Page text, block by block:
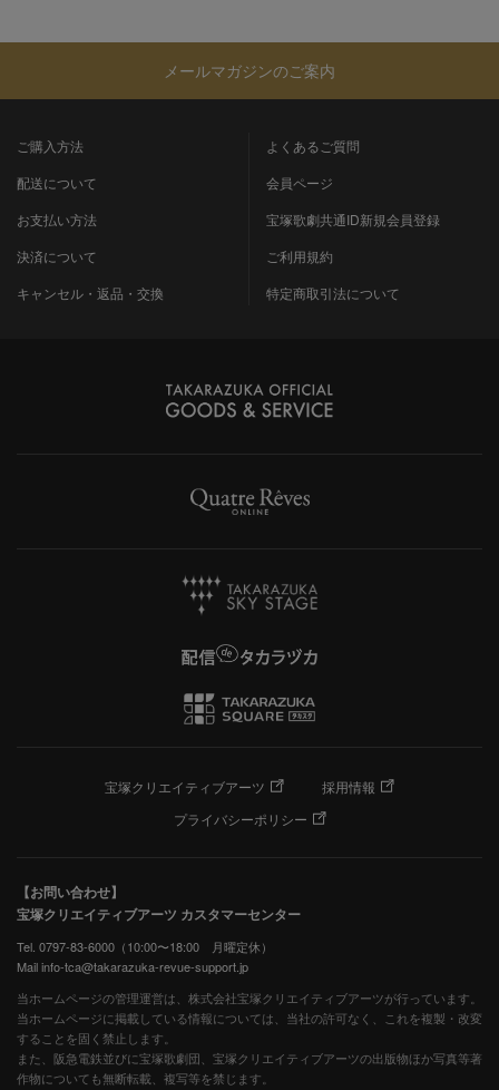
メールマガジンのご案内
ご購入方法
配送について
お支払い方法
決済について
キャンセル・返品・交換
よくあるご質問
会員ページ
宝塚歌劇共通ID新規会員登録
ご利用規約
特定商取引法について
宝塚クリエイティブアーツ
採用情報
プライバシーポリシー
【お問い合わせ】
宝塚クリエイティブアーツ カスタマーセンター
Tel. 0797-83-6000（10:00〜18:00 月曜定休）
Mail info-tca@takarazuka-revue-support.jp
当ホームページの管理運営は、株式会社宝塚クリエイティブアーツが行っています。
当ホームページに掲載している情報については、当社の許可なく、これを複製・改変
することを固く禁止します。
また、阪急電鉄並びに宝塚歌劇団、宝塚クリエイティブアーツの出版物ほか写真等著
作物についても無断転載、複写等を禁じます。